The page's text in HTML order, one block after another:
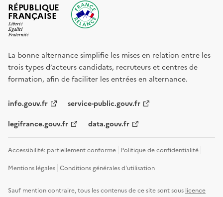
RÉPUBLIQUE
FRANÇAISE
La bonne alternance simplifie les mises en relation entre les
trois types d’acteurs candidats, recruteurs et centres de
formation, afin de faciliter les entrées en alternance.
info.gouv.fr service-public.gouv.fr
legifrance.gouv.fr data.gouv.fr
Accessibilité: partiellement conforme Politique de confidentialité
Mentions légales Conditions générales d'utilisation
Sauf mention contraire, tous les contenus de ce site sont sous licence